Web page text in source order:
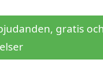
gratis